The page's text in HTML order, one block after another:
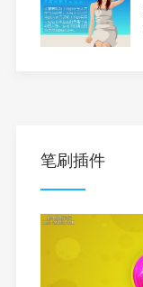
笔刷插件